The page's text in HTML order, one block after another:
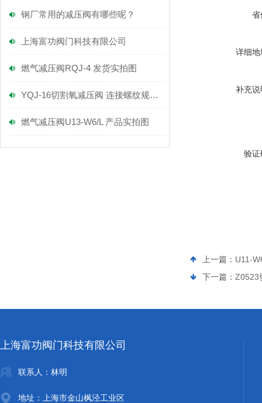
钢厂常用的减压阀有哪些呢？
上海富功阀门科技有限公司
燃气减压阀RQJ-4 发货实拍图
YQJ-16切割氧减压阀 连接螺纹规格多大呢
燃气减压阀U13-W6/L 产品实拍图
省
详细地
补充说
验证
上一篇： U11-
下一篇： Z0523
上海富功阀门科技有限公司
联系人：林明
地址：上海市金山枫泾工业区